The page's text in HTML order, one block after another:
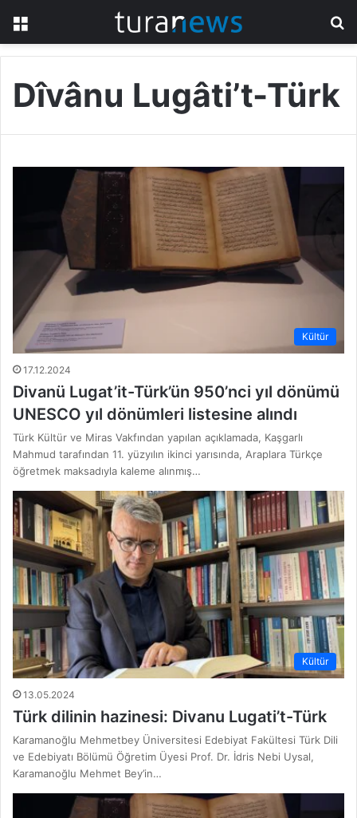
Dîvânu Lugâti’t-Türk
Kültür
17.12.2024
Divanü Lugat’it-Türk’ün 950’nci yıl dönümü
UNESCO yıl dönümleri listesine alındı
Türk Kültür ve Miras Vakfından yapılan açıklamada, Kaşgarlı
Mahmud tarafından 11. yüzyılın ikinci yarısında, Araplara Türkçe
öğretmek maksadıyla kaleme alınmış…
Kültür
13.05.2024
Türk dilinin hazinesi: Divanu Lugati’t-Türk
Karamanoğlu Mehmetbey Üniversitesi Edebiyat Fakültesi Türk Dili
ve Edebiyatı Bölümü Öğretim Üyesi Prof. Dr. İdris Nebi Uysal,
Karamanoğlu Mehmet Bey’in…